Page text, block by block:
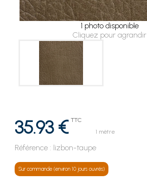
1 photo disponible
Cliquez pour agrandir
35.93 € TTC
1 mètre
Référence : lizbon-taupe
Sur commande (environ 10 jours ouvrés)